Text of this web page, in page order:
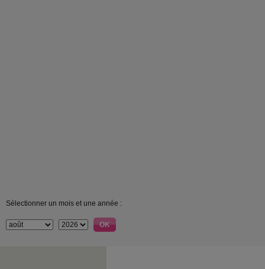
Sélectionner un mois et une année :